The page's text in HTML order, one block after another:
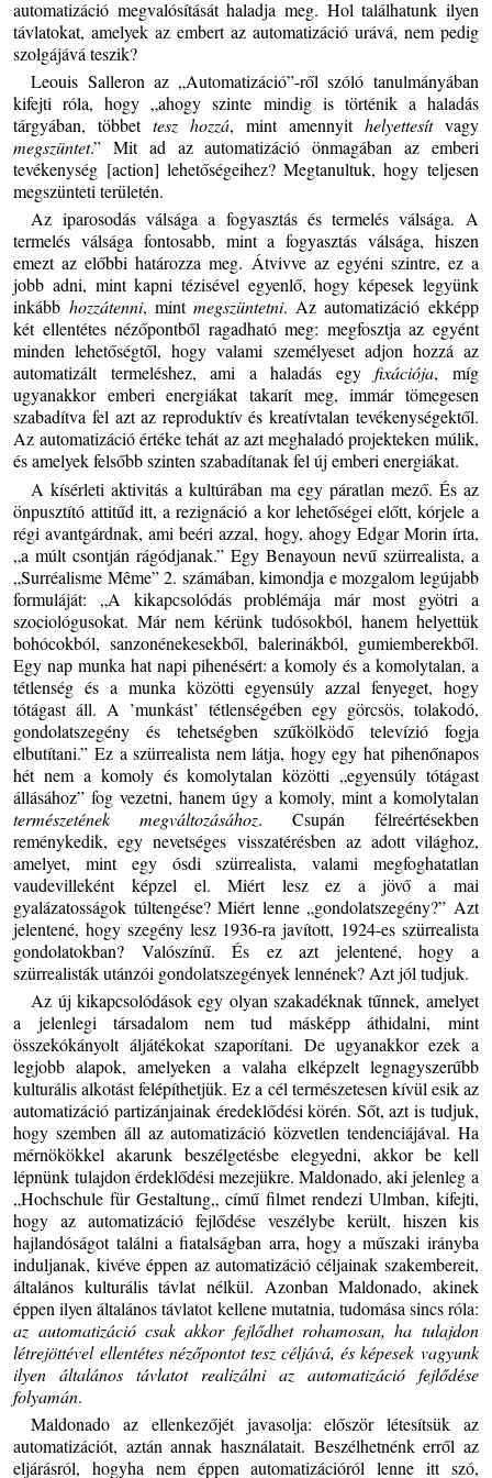
automatizáció megvalósítását haladja meg. Hol találhatunk ilyen
távlatokat, amelyek az embert az automatizáció urává, nem pedig
szolgájává teszik?
Leouis Salleron az „Automatizáció”-ről szóló tanulmányában
kifejti róla, hogy „ahogy szinte mindig is történik a haladás
tárgyában, többettesz hozzá, mint amennyit helyettesítvagy
megszüntet.” Mit ad az automatizáció önmagában az emberi
tevékenység [action] lehetőségeihez? Megtanultuk, hogy teljesen
megszünteti területén.
Az iparosodás válsága a fogyasztás és termelés válsága. A
termelés válsága fontosabb, mint a fogyasztás válsága, hiszen
emezt az előbbi határozza meg. Átvivve az egyéni szintre, ez a
jobb adni, mint kapni tézisével egyenlő, hogy képesek legyünk
inkább hozzátenni, mintmegszüntetni. Az automatizáció ekképp
két ellentétes nézőpontből ragadható meg: megfosztja az egyént
minden lehetőségtől, hogy valami személyeset adjon hozzá az
automatizált termeléshez, ami a haladás egyfixációja, míg
ugyanakkor emberi energiákat takarít meg, immár tömegesen
szabadítva fel azt az reproduktív és kreatívtalan tevékenységektől.
Az automatizáció értéke tehát az azt meghaladó projekteken múlik,
és amelyek felsőbb szinten szabadítanak fel új emberi energiákat.
A kísérleti aktivitás a kultúrában ma egy páratlan mező. És az
önpusztító attitűd itt, a rezignáció a kor lehetőségei előtt, kórjele a
régi avantgárdnak, ami beéri azzal, hogy, ahogy Edgar Morin írta,
„a múlt csontján rágódjanak.” Egy Benayoun nevű szürrealista, a
„Surréalisme Même” 2. számában, kimondja e mozgalom legújabb
formuláját: „A kikapcsolódás problémája már most gyötri a
szociológusokat. Már nem kérünk tudósokból, hanem helyettük
bohócokból, sanzonénekesekből, balerinákból, gumiemberekből.
Egy nap munka hat napi pihenésért: a komoly és a komolytalan, a
tétlenség és a munka közötti egyensúly azzal fenyeget, hogy
tótágast áll. A ’munkást’ tétlenségében egy görcsös, tolakodó,
gondolatszegény és tehetségben szűkölködő televízió fogja
elbutítani.” Ez a szürrealista nem látja, hogy egy hat pihenőnapos
hét nem a komoly és komolytalan közötti „egyensúly tótágast
állásához” fog vezetni, hanem úgy a komoly, mint a komolytalan
természetének megváltozásához. Csupán félreértésekben
reménykedik, egy nevetséges visszatérésben az adott világhoz,
amelyet, mint egy ósdi szürrealista, valami megfoghatatlan
vaudevilleként képzel el. Miért lesz ez a jövő a mai
gyalázatosságok túltengése? Miért lenne „gondolatszegény?” Azt
jelentené, hogy szegény lesz 1936-ra javított, 1924-es szürrealista
gondolatokban? Valószínű. És ez azt jelentené, hogy a
szürrealisták utánzói gondolatszegények lennének? Azt jól tudjuk.
Az új kikapcsolódások egy olyan szakadéknak tűnnek, amelyet
a jelenlegi társadalom nem tud másképp áthidalni, mint
összekókányolt áljátékokat szaporítani. De ugyanakkor ezek a
legjobb alapok, amelyeken a valaha elképzelt legnagyszerűbb
kulturális alkotást felépíthetjük. Ez a cél természetesen kívül esik az
automatizáció partizánjainak éredeklődési körén. Sőt, azt is tudjuk,
hogy szemben áll az automatizáció közvetlen tendenciájával. Ha
mérnökökkel akarunk beszélgetésbe elegyedni, akkor be kell
lépnünk tulajdon érdeklődési mezejükre. Maldonado, aki jelenleg a
„Hochschule für Gestaltung„ című filmet rendezi Ulmban, kifejti,
hogy az automatizáció fejlődése veszélybe került, hiszen kis
hajlandóságot találni a fiatalságban arra, hogy a műszaki irányba
induljanak, kivéve éppen az automatizáció céljainak szakembereit,
általános kulturális távlat nélkül. Azonban Maldonado, akinek
éppen ilyen általános távlatot kellene mutatnia, tudomása sincs róla:
az automatizáció csak akkor fejlődhet rohamosan, ha tulajdon
létrejöttével ellentétes nézőpontot tesz céljává, és képesek vagyunk
ilyen általános távlatot realizálni az automatizáció fejlődése
folyamán.
Maldonado az ellenkezőjét javasolja: először létesítsük az
automatizációt, aztán annak használatait. Beszélhetnénk erről az
eljárásról, hogyha nem éppen automatizációról lenne itt szó,